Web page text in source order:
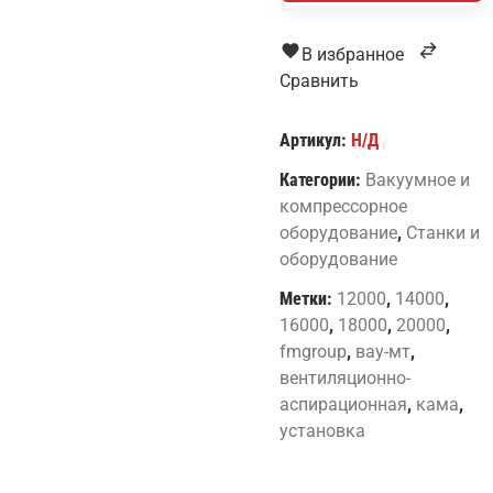
В избранное
Сравнить
Артикул: Н/Д
Категории: Вакуумное и
компрессорное
оборудование, Станки и
оборудование
Метки: 12000, 14000,
16000, 18000, 20000,
fmgroup, вау-мт,
вентиляционно-
аспирационная, кама,
установка